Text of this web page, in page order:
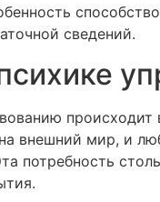
сведений.
внешний мир, и
потребность